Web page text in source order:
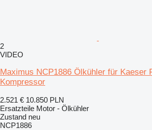
2
VIDEO
Maximus NCP1886 Ölkühler für Kaeser
Kompressor
2.521 € 10.850 PLN
Ersatzteile Motor - Ölkühler
Zustand neu
NCP1886